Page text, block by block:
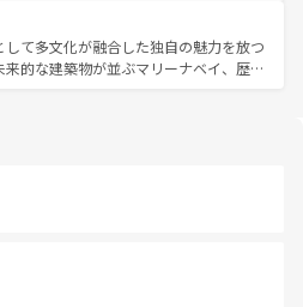
中温暖で、どの季節にも異なる楽しみ
しみやすいタイの人々、仏教を中心とし
様な観光資源が、訪れる旅人を魅了し続
感動するはず。観光スポットが密集し
見どころを回れるのも魅力。息をのむよ
的な体験まで、香港を存分に楽しみ尽く
して多文化が融合した独自の魅力を放つ
来的な建築物が並ぶマリーナベイ、歴史
元の風情を楽しめる外せないスポット